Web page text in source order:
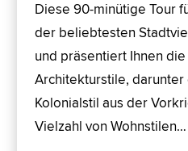
Diese 90-minütige Tour
der beliebtesten
und präsentiert Ihnen
Architekturstile, darunter
Kolonialstil aus der
Vielzahl von Wohnstilen…